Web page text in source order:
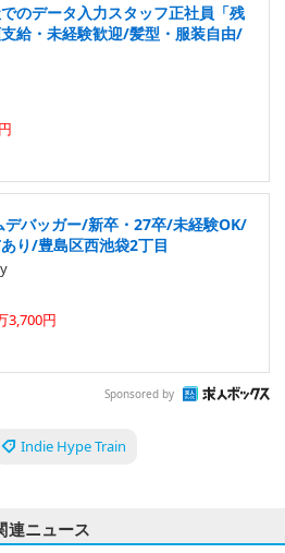
のデータ入力スタッフ正社員「残
給・未経験歓迎/髪型・服装自由/
デバッガー/新卒・27卒/未経験OK/
り/豊島区西池袋2丁目
3,700円
Sponsored by
Indie Hype Train
連ニュース